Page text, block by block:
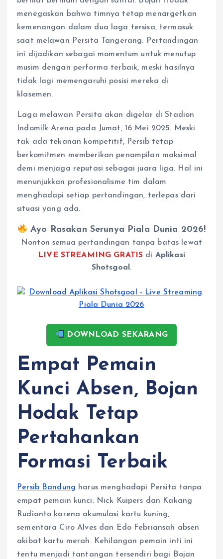
menegaskan bahwa timnya tetap menargetkan
kemenangan dalam dua laga tersisa, termasuk
saat melawan Persita Tangerang. Pertandingan
ini dijadikan sebagai momentum untuk menutup
musim dengan performa terbaik, meski hasilnya
tidak lagi memengaruhi posisi mereka di
klasemen.
Laga melawan Persita akan digelar di Stadion
Indomilk Arena pada Jumat, 16 Mei 2025. Meski
tak ada tekanan kompetitif, Persib tetap
berkomitmen memberikan penampilan maksimal
demi menjaga reputasi sebagai juara liga. Hal ini
menunjukkan profesionalisme tim dalam
menghadapi setiap pertandingan, terlepas dari
situasi yang ada.
Ayo Rasakan Serunya Piala Dunia 2026!
Nonton semua pertandingan tanpa batas lewat
LIVE STREAMING GRATIS di Aplikasi
Shotsgoal .
DOWNLOAD SEKARANG
Empat Pemain
Kunci Absen, Bojan
Hodak Tetap
Pertahankan
Formasi Terbaik
Persib Bandung harus menghadapi Persita tanpa
empat pemain kunci: Nick Kuipers dan Kakang
Rudianto karena akumulasi kartu kuning,
sementara Ciro Alves dan Edo Febriansah absen
akibat kartu merah. Kehilangan pemain inti ini
tentu menjadi tantangan tersendiri bagi Bojan